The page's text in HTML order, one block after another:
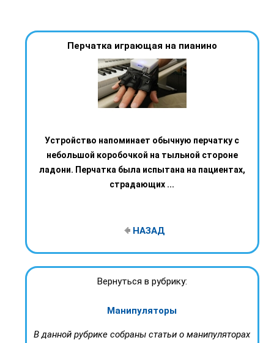
Перчатка играющая на пианино
Устройство напоминает обычную перчатку с
небольшой коробочкой на тыльной стороне
ладони. Перчатка была испытана на пациентах,
страдающих ...
НАЗАД
Вернуться в рубрику:
Манипуляторы
В данной рубрике собраны статьи о манипуляторах